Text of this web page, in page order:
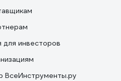
инвесторов
ВсеИнструменты.ру